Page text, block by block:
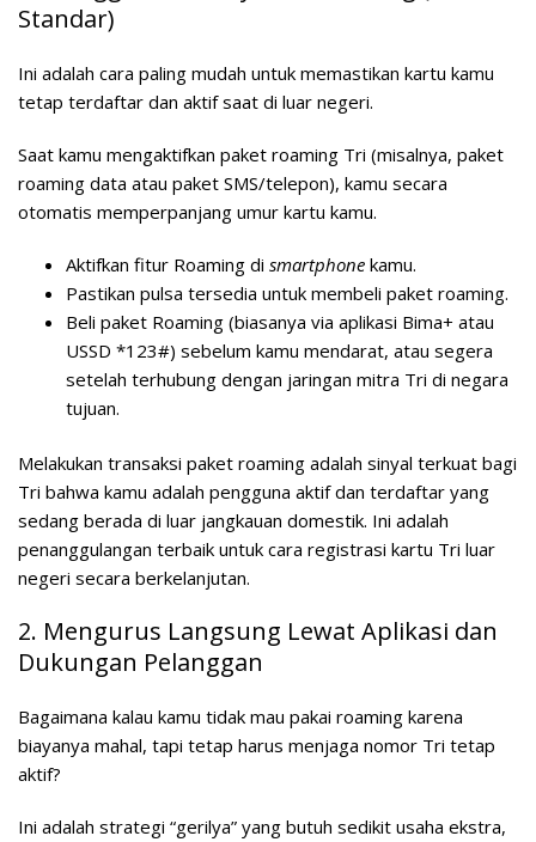
Standar)
Ini adalah cara paling mudah untuk memastikan kartu kamu
tetap terdaftar dan aktif saat di luar negeri.
Saat kamu mengaktifkan paket roaming Tri (misalnya, paket
roaming data atau paket SMS/telepon), kamu secara
otomatis memperpanjang umur kartu kamu.
Aktifkan fitur Roaming di smartphone kamu.
Pastikan pulsa tersedia untuk membeli paket roaming.
Beli paket Roaming (biasanya via aplikasi Bima+ atau
USSD *123#) sebelum kamu mendarat, atau segera
setelah terhubung dengan jaringan mitra Tri di negara
tujuan.
Melakukan transaksi paket roaming adalah sinyal terkuat bagi
Tri bahwa kamu adalah pengguna aktif dan terdaftar yang
sedang berada di luar jangkauan domestik. Ini adalah
penanggulangan terbaik untuk cara registrasi kartu Tri luar
negeri secara berkelanjutan.
2. Mengurus Langsung Lewat Aplikasi dan
Dukungan Pelanggan
Bagaimana kalau kamu tidak mau pakai roaming karena
biayanya mahal, tapi tetap harus menjaga nomor Tri tetap
aktif?
Ini adalah strategi “gerilya” yang butuh sedikit usaha ekstra,